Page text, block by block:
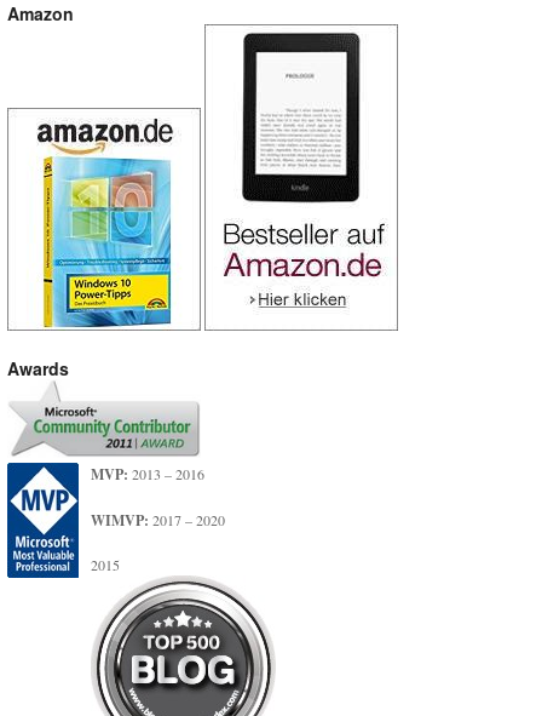
Amazon
Awards
MVP: 2013 – 2016
WIMVP: 2017 – 2020
2015